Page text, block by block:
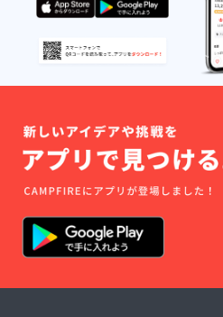
表 二木俊彦